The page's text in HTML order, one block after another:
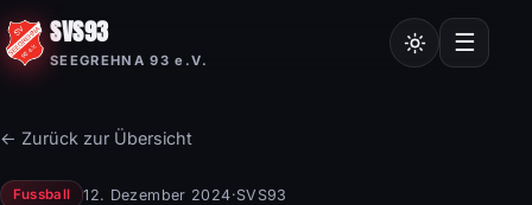
SVS93
SEEGREHNA 93 e.V.
Chroniken
☰
← Zurück zur Übersicht
Fussball 12. Dezember 2024·SVS93